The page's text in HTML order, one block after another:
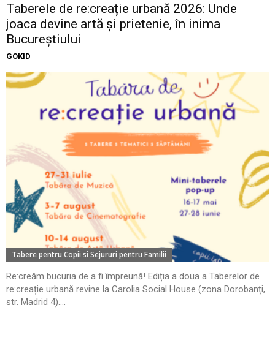
Taberele de re:creație urbană 2026: Unde
joaca devine artă și prietenie, în inima
Bucureștiului
GOKID
Tabere pentru Copii si Sejururi pentru Familii
Re:creăm bucuria de a fi împreună! Ediția a doua a Taberelor de
re:creație urbană revine la Carolia Social House (zona Dorobanți,
str. Madrid 4)....